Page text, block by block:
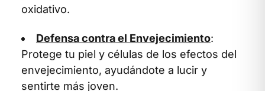
oxidativo.
Defensa contra el Envejecimiento:
Protege tu piel y células de los efectos del
envejecimiento, ayudándote a lucir y
sentirte más joven.